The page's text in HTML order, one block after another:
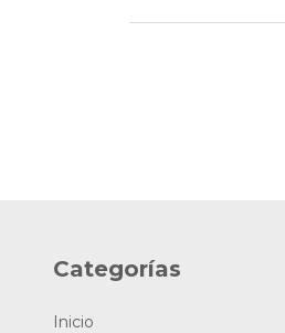
Categorías
Inicio